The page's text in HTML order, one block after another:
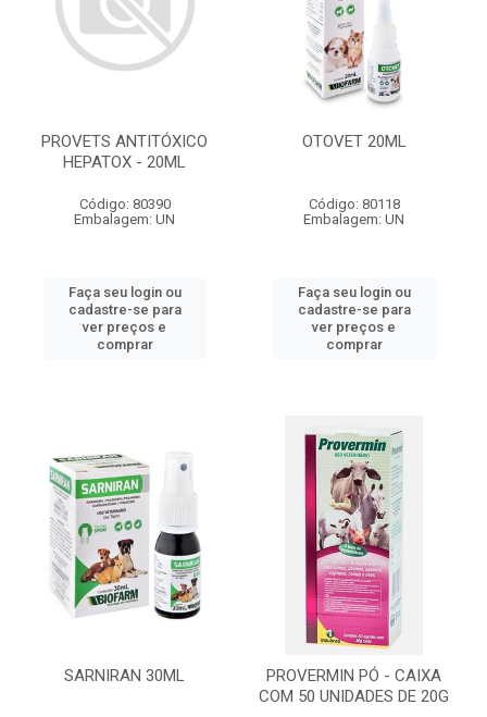
PROVETS ANTITÓXICO
HEPATOX - 20ML
Código: 80390
Embalagem: UN
Faça seu login ou
cadastre-se para
ver preços e
comprar
OTOVET 20ML
Código: 80118
Embalagem: UN
Faça seu login ou
cadastre-se para
ver preços e
comprar
SARNIRAN 30ML
PROVERMIN PÓ - CAIXA
COM 50 UNIDADES DE 20G